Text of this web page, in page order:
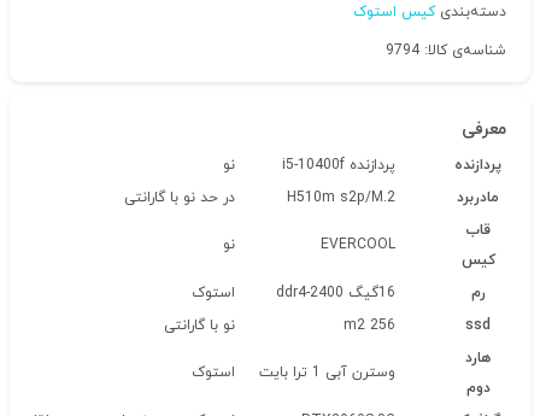
دسته‌بندی کیس استوک
شناسه‌ی کالا: 9794
معرفی
پردازنده پردازنده i5-10400f
نو
مادربرد
H510m s2p/M.2
در حد نو با گارانتی
قاب
کیس
EVERCOOL نو
رم 16گیگ ddr4-2400
استوک
ssd
256 m2
نو با گارانتی
هارد
دوم
وسترن آبی 1 ترا بایت استوک